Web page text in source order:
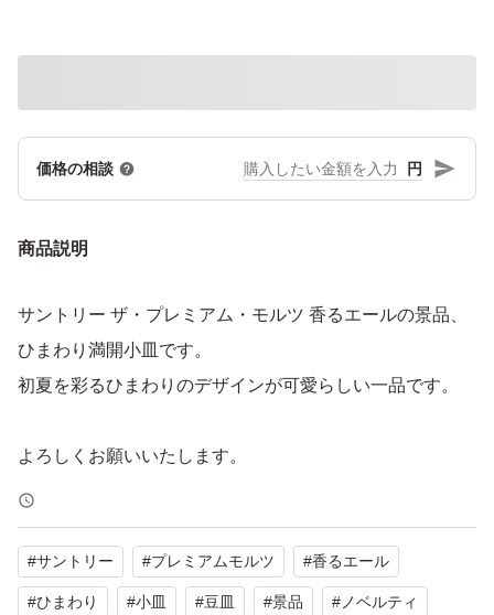
価格の相談 円
商品説明
サントリー ザ・プレミアム・モルツ 香るエールの景品、
ひまわり満開小皿です。
初夏を彩るひまわりのデザインが可愛らしい一品です。
よろしくお願いいたします。
#サントリー #プレミアムモルツ #香るエール
#ひまわり #小皿 #豆皿 #景品 #ノベルティ